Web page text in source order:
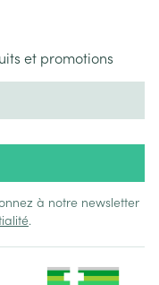
et promotions
à notre newsletter
.